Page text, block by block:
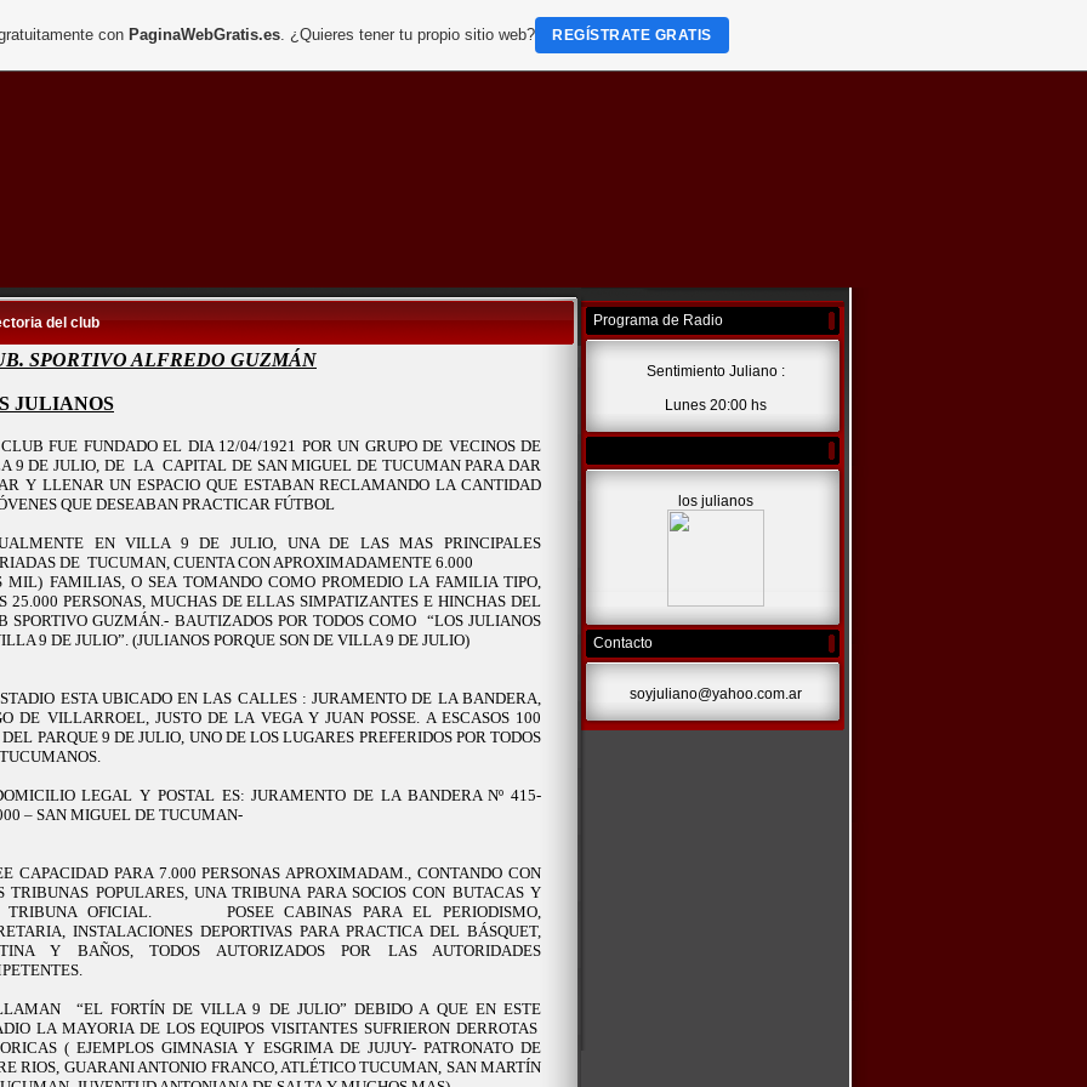
del club
SPORTIVO ALFREDO GUZMÁN
JULIANOS
FUE FUNDADO EL DIA 12/04/1921 POR UN GRUPO DE VECINOS DE
9 DE JULIO, DE LA CAPITAL DE SAN MIGUEL DE TUCUMAN PARA DAR
Y LLENAR UN ESPACIO QUE ESTABAN RECLAMANDO LA CANTIDAD
QUE DESEABAN PRACTICAR FÚTBOL
EN VILLA 9 DE JULIO, UNA DE LAS MAS PRINCIPALES
DE TUCUMAN, CUENTA CON APROXIMADAMENTE 6.000
MIL) FAMILIAS, O SEA TOMANDO COMO PROMEDIO LA FAMILIA TIPO,
25.000 PERSONAS, MUCHAS DE ELLAS SIMPATIZANTES E HINCHAS DEL
SPORTIVO GUZMÁN.- BAUTIZADOS POR TODOS COMO “LOS JULIANOS
9 DE JULIO”. (JULIANOS PORQUE SON DE VILLA 9 DE JULIO)
ESTA UBICADO EN LAS CALLES : JURAMENTO DE LA BANDERA,
DE VILLARROEL, JUSTO DE LA VEGA Y JUAN POSSE. A ESCASOS 100
PARQUE 9 DE JULIO, UNO DE LOS LUGARES PREFERIDOS POR TODOS
LEGAL Y POSTAL ES: JURAMENTO DE LA BANDERA Nº 415-
– SAN MIGUEL DE TUCUMAN-
CAPACIDAD PARA 7.000 PERSONAS APROXIMADAM., CONTANDO CON
TRIBUNAS POPULARES, UNA TRIBUNA PARA SOCIOS CON BUTACAS Y
TRIBUNA OFICIAL. POSEE CABINAS PARA EL PERIODISMO,
INSTALACIONES DEPORTIVAS PARA PRACTICA DEL BÁSQUET,
Y BAÑOS, TODOS AUTORIZADOS POR LAS AUTORIDADES
“EL FORTÍN DE VILLA 9 DE JULIO” DEBIDO A QUE EN ESTE
LA MAYORIA DE LOS EQUIPOS VISITANTES SUFRIERON DERROTAS
( EJEMPLOS GIMNASIA Y ESGRIMA DE JUJUY- PATRONATO DE
RIOS, GUARANI ANTONIO FRANCO, ATLÉTICO TUCUMAN, SAN MARTÍN
Programa de Radio
Sentimiento Juliano :
Lunes 20:00 hs
los julianos
Contacto
soyjuliano@yahoo.com.ar
con PaginaWebGratis.es. ¿Quieres tener tu propio sitio web? REGÍSTRATE GRATIS